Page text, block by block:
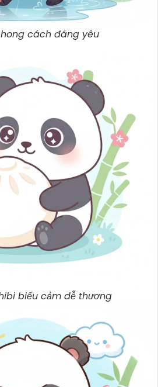
cách đáng yêu
biểu cảm dễ thương